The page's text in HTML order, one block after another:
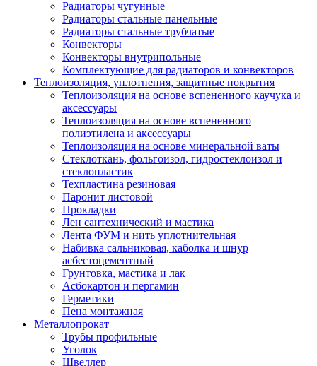
Радиаторы чугунные
Радиаторы стальные панельные
Радиаторы стальные трубчатые
Конвекторы
Конвекторы внутрипольные
Комплектующие для радиаторов и конвекторов
Теплоизоляция, уплотнения, защитные покрытия
Теплоизоляция на основе вспененного каучука и
аксессуары
Теплоизоляция на основе вспененного
полиэтилена и аксессуары
Теплоизоляция на основе минеральной ваты
Стеклоткань, фольгоизол, гидростеклоизол и
стеклопластик
Техпластина резиновая
Паронит листовой
Прокладки
Лен сантехнический и мастика
Лента ФУМ и нить уплотнительная
Набивка сальниковая, каболка и шнур
асбестоцементный
Грунтовка, мастика и лак
Асбокартон и пергамин
Герметики
Пена монтажная
Металлопрокат
Трубы профильные
Уголок
Швеллер